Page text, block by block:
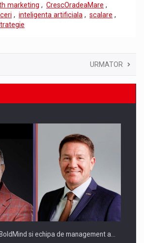
marketing , CrescOradeaMare ,
, inteligenta artificiala , scalare ,
URMATOR
si echipa de management a…